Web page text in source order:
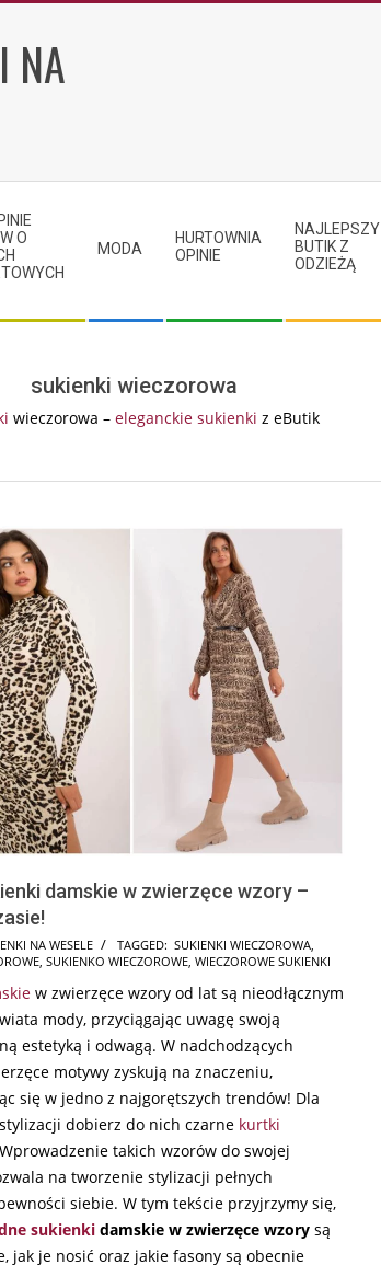
NA
O
MODA
HURTOWNIA
OPINIE
NAJLEPSZY
BUTIK Z
ODZIEŻĄ
sukienki wieczorowa
wieczorowa – eleganckie sukienki z eButik
damskie w zwierzęce wzory –
NA WESELE TAGGED: SUKIENKI WIECZOROWA,
, SUKIENKO WIECZOROWE, WIECZOROWE SUKIENKI
w zwierzęce wzory od lat są nieodłącznym
mody, przyciągając uwagę swoją
estetyką i odwagą. W nadchodzących
motywy zyskują na znaczeniu,
się w jedno z najgorętszych trendów! Dla
dobierz do nich czarne kurtki
takich wzorów do swojej
na tworzenie stylizacji pełnych
siebie. W tym tekście przyjrzymy się,
sukienki damskie w zwierzęce wzory są
jak je nosić oraz jakie fasony są obecnie